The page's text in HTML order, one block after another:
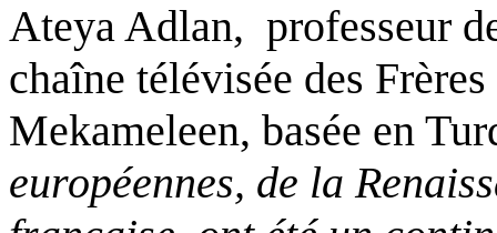
Ateya Adlan, professeur
chaîne télévisée des
Mekameleen, basée en
européennes, de la